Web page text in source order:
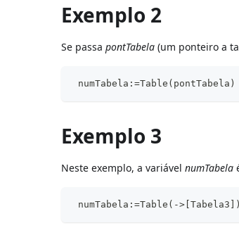
Exemplo 2
Se passapontTabela (um ponteiro a
numTabela:=Table(pontTabela)
Exemplo 3
Neste exemplo, a variávelnumTabela
numTabela:=Table(->[Tabela3])